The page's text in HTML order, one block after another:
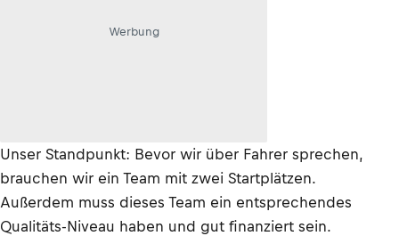
Werbung
Unser Standpunkt: Bevor wir über Fahrer sprechen,
brauchen wir ein Team mit zwei Startplätzen.
Außerdem muss dieses Team ein entsprechendes
Qualitäts-Niveau haben und gut finanziert sein.